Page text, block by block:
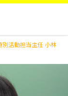
活動担当主任 小林